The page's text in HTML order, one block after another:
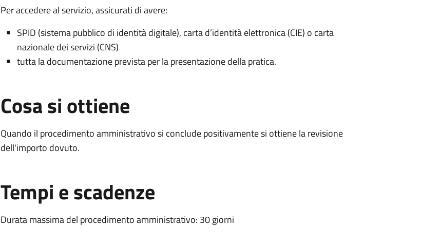
Per accedere al servizio, assicurati di avere:
SPID (sistema pubblico di identità digitale), carta d’identità elettronica (CIE) o carta
nazionale dei servizi (CNS)
tutta la documentazione prevista per la presentazione della pratica.
Cosa si ottiene
Quando il procedimento amministrativo si conclude positivamente si ottiene la revisione
dell'importo dovuto.
Tempi e scadenze
Durata massima del procedimento amministrativo: 30 giorni